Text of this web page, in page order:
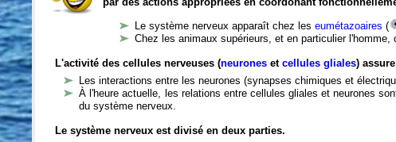
Le système nerveux apparaît chez leseumétazoaires (
Chez les animaux supérieurs, et en particulier
L'activité des cellules nerveuses (neurones etcellules gliales)
Les interactions entre les neurones (synapses chimiques et
À l'heure actuelle, les relations entre cellules gliales et neurones
du système nerveux.
Le système nerveux est divisé en deux parties.